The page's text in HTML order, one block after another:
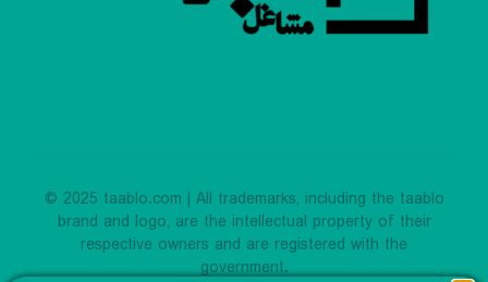
© 2025 taablo.com | All trademarks, including the taablo
brand and logo, are the intellectual property of their
respective owners and are registered with the
government.